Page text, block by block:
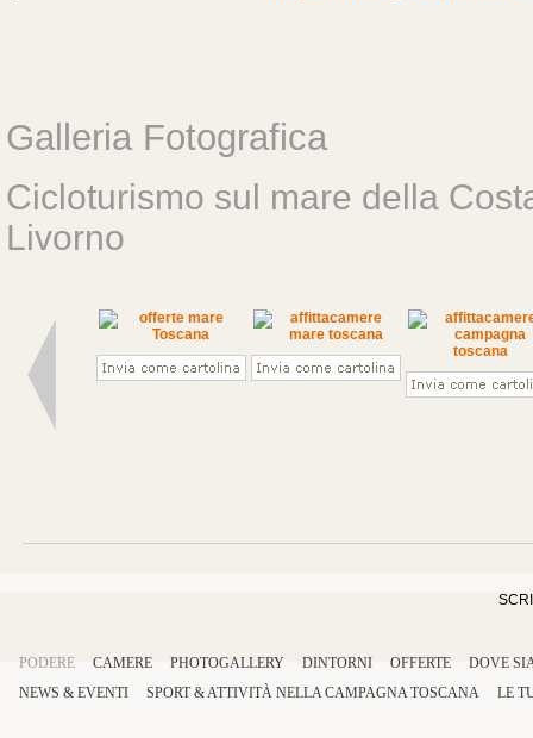
Galleria Fotografica
Cicloturismo sul mare della
Livorno
PODERE CAMERE PHOTOGALLERY DINTORNI OFFERTE
DOVE
NEWS & EVENTI
SPORT&ATTIVITÀ NELLACAMPAGNA TOSCANA LE